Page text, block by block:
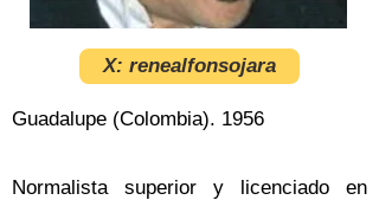
X: renealfonsojara
Guadalupe (Colombia). 1956
Normalista superior y licenciado en